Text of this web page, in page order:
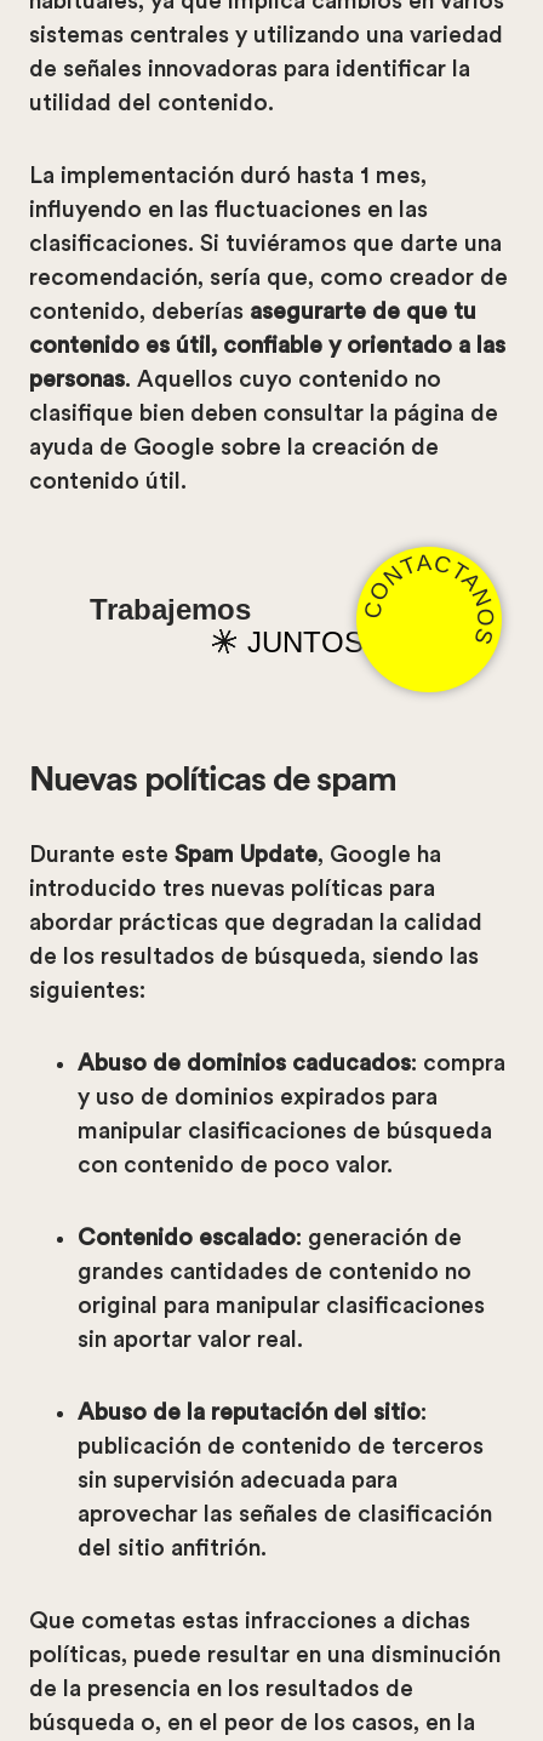
sistemas centrales y utilizando una variedad
de señales innovadoras para identificar la
utilidad del contenido.
La implementación duró hasta 1 mes,
influyendo en las fluctuaciones en las
clasificaciones. Si tuviéramos que darte una
recomendación, sería que, como creador de
contenido, deberías asegurarte de que tu
contenido es útil, confiable y orientado a las
personas. Aquellos cuyo contenido no
clasifique bien deben consultar la página de
ayuda de Google sobre la creación de
contenido útil.
Trabajemos
JUNTOSCONTACTANOS
Nuevas políticas de spam
Durante este Spam Update, Google ha
introducido tres nuevas políticas para
abordar prácticas que degradan la calidad
de los resultados de búsqueda, siendo las
siguientes:
Abuso de dominios caducados: compra
y uso de dominios expirados para
manipular clasificaciones de búsqueda
con contenido de poco valor.
Contenido escalado: generación de
grandes cantidades de contenido no
original para manipular clasificaciones
sin aportar valor real.
Abuso de la reputación del sitio:
publicación de contenido de terceros
sin supervisión adecuada para
aprovechar las señales de clasificación
del sitio anfitrión.
Que cometas estas infracciones a dichas
políticas, puede resultar en una disminución
de la presencia en los resultados de
búsqueda o, en el peor de los casos, en la